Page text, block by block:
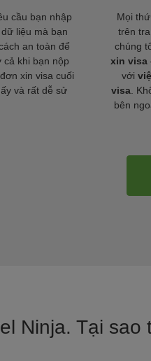
cầu bạn nhập
liệu mà bạn
an toàn để
khi bạn nộp
xin visa cuối
và rất dễ sử
Mọi
trên
chúng
xin visa
với
visa .
bên
Ninja. Tại